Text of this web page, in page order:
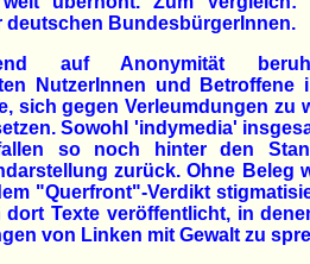
deutschen BundesbürgerInnen.
auf Anonymität
NutzerInnen und Betroffene
sich gegen Verleumdungen zu
Sowohl 'indymedia'
so noch hinter den
zurück. Ohne Beleg
"Querfront"-Verdikt
Texte veröffentlicht, in
von Linken mit Gewalt zu